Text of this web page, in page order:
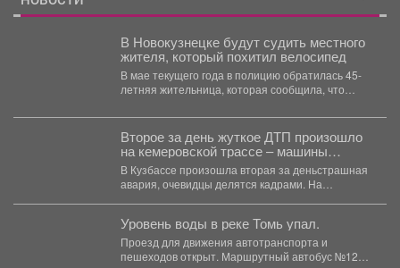
В Новокузнецке будут судить местного
жителя, который похитил велосипед
В мае текущего года в полицию обратилась 45-
летняя жительница, которая сообщила, что
Второе за день жуткое ДТП произошло
на кемеровской трассе – машины
всмятку
В Кузбассе произошла вторая за деньстрашная
авария, очевидцы делятся кадрами. На
Уровень воды в реке Томь упал.
Проезд для движения автотранспорта и
пешеходов открыт. Маршрутный автобус №12